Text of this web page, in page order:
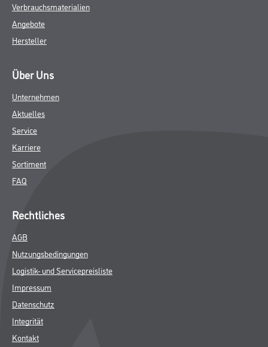
Verbrauchsmaterialien
Angebote
Hersteller
Über Uns
Unternehmen
Aktuelles
Service
Karriere
Sortiment
FAQ
Rechtliches
AGB
Nutzungsbedingungen
Logistik- und Servicepreisliste
Impressum
Datenschutz
Integrität
Kontakt